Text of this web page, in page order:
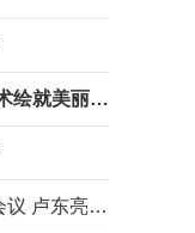
绿水青山“云”守护：数字技术绘就美丽山西新画卷
7月27日，省政府召开常务会议 卢东亮主持